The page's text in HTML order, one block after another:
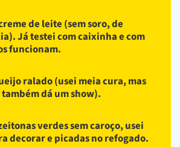
de leite (sem soro, de
Já testei com caixinha e com
funcionam.
ralado (usei meia cura, mas
dá um show).
verdes sem caroço, usei
decorar e picadas no refogado.